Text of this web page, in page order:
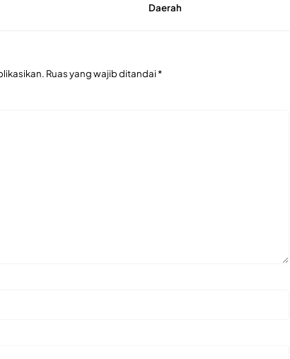
Daerah
Ruas yang wajib ditandai*